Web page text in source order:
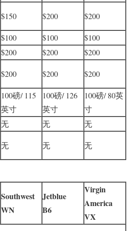
$150 $200 $200
$100 $100
$100
$200 $200
$200
$200 $200 $200
100磅/ 115
英寸
100磅/ 126
英寸
100磅/ 80英
寸
无 无
无
无 无 无
Southwest
WN
Jetblue
B6
Virgin
America
VX